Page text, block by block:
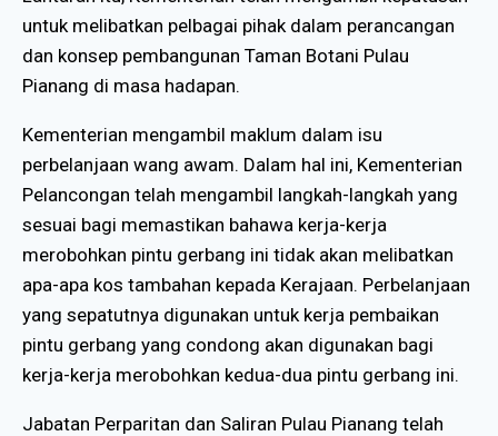
untuk melibatkan pelbagai pihak dalam perancangan
dan konsep pembangunan Taman Botani Pulau
Pianang di masa hadapan.
Kementerian mengambil maklum dalam isu
perbelanjaan wang awam. Dalam hal ini, Kementerian
Pelancongan telah mengambil langkah-langkah yang
sesuai bagi memastikan bahawa kerja-kerja
merobohkan pintu gerbang ini tidak akan melibatkan
apa-apa kos tambahan kepada Kerajaan. Perbelanjaan
yang sepatutnya digunakan untuk kerja pembaikan
pintu gerbang yang condong akan digunakan bagi
kerja-kerja merobohkan kedua-dua pintu gerbang ini.
Jabatan Perparitan dan Saliran Pulau Pianang telah